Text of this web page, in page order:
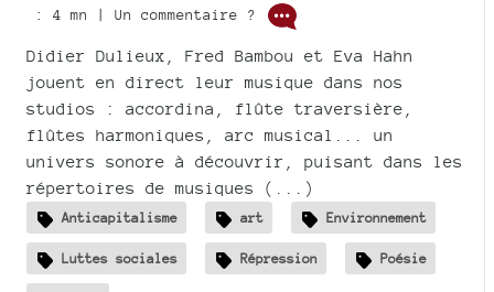
: 4 mn | Un commentaire ?
Didier Dulieux, Fred Bambou et Eva Hahn
jouent en direct leur musique dans nos
studios : accordina, flûte traversière,
flûtes harmoniques, arc musical... un
univers sonore à découvrir, puisant dans les
répertoires de musiques (...)
Anticapitalisme art Environnement
Luttes sociales Répression Poésie